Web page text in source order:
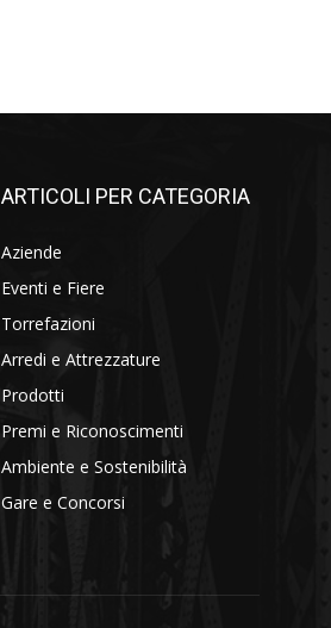
ARTICOLI PER CATEGORIA
Aziende
Eventi e Fiere
Torrefazioni
Arredi e Attrezzature
Prodotti
Premi e Riconoscimenti
Ambiente e Sostenibilità
Gare e Concorsi